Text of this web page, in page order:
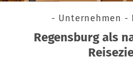
- Unternehmen -
Regensburg als